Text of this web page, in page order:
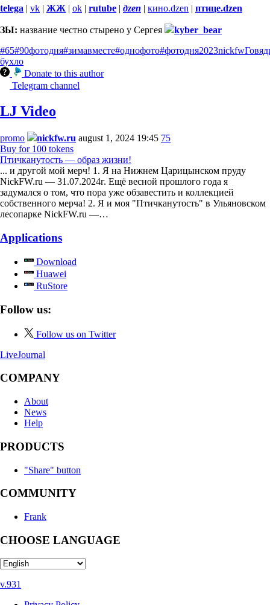
telega | vk | ЖЖ | ok | rutube | дzen | кино.dzen | птице.dzen
ЗЫ: название честно стырено у Сергея
kyber_bear
#65#90фотодня#зимавместе#однофото#фотодня2023nickfw
бухло
Donate to this author
Telegram channel
LJ Video
promo nickfw.ru august 1, 2024 19:45 75
Buy for 100 tokens
Птичканутость — образ жизни!
... и другой мой мерч! 1. Я на Нижнем Царицынском пруду
NickFW.ru — 31.07.2024г. Ещё весной прошлого года я
задумался о том, что пора уже обзавестить и коллекцией
собственного мерча! 2. Я и моя "Птичканутость" в Ульяновском
лесопарке NickFW.ru —…
Applications
Download
Huawei
RuStore
Follow us:
Follow us on Twitter
LiveJournal
COMPANY
About
News
Help
PRODUCTS
"Share" button
COMMUNITY
Frank
CHOOSE LANGUAGE
v.931